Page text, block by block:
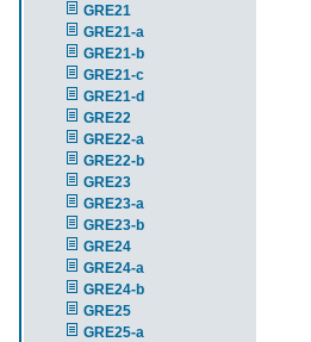
GRE21
GRE21-a
GRE21-b
GRE21-c
GRE21-d
GRE22
GRE22-a
GRE22-b
GRE23
GRE23-a
GRE23-b
GRE24
GRE24-a
GRE24-b
GRE25
GRE25-a